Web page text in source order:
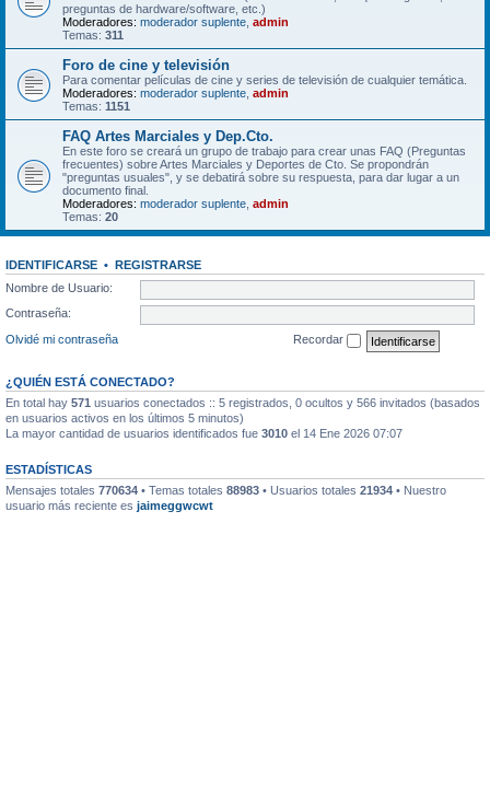
preguntas de hardware/software, etc.)
Moderadores: moderador suplente admin
Temas: 311
Foro de cine y televisión
Para comentar películas de cine y series de televisión de cualquier temática.
Moderadores: moderador suplente admin
Temas: 1151
FAQ Artes Marciales y Dep.Cto.
En este foro se creará un grupo de trabajo para crear unas FAQ (Preguntas
frecuentes) sobre Artes Marciales y Deportes de Cto. Se propondrán
"preguntas usuales", y se debatirá sobre su respuesta, para dar lugar a un
documento final.
Moderadores: moderador suplente admin
Temas: 20
IDENTIFICARSE • REGISTRARSE
Nombre de Usuario:
Contraseña:
Olvidé mi contraseña
Recordar
¿QUIÉN ESTÁ CONECTADO?
En total hay 571 usuarios conectados :: 5 registrados, 0 ocultos y 566 invitados (basados
en usuarios activos en los últimos 5 minutos)
La mayor cantidad de usuarios identificados fue 3010 el 14 Ene 2026 07:07
ESTADÍSTICAS
Mensajes totales 770634 • Temas totales 88983 • Usuarios totales 21934 • Nuestro
usuario más reciente es jaimeggwcwt